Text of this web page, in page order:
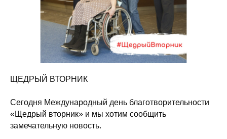
ЩЕДРЫЙ ВТОРНИК
Сегодня Международный день благотворительности
«Щедрый вторник» и мы хотим сообщить
замечательную новость.